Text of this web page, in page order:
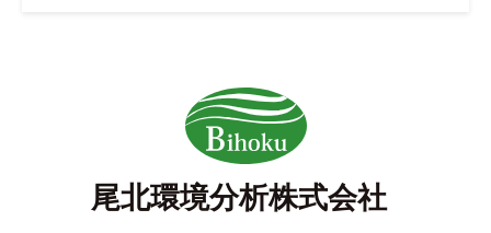
尾北環境分析株式会社